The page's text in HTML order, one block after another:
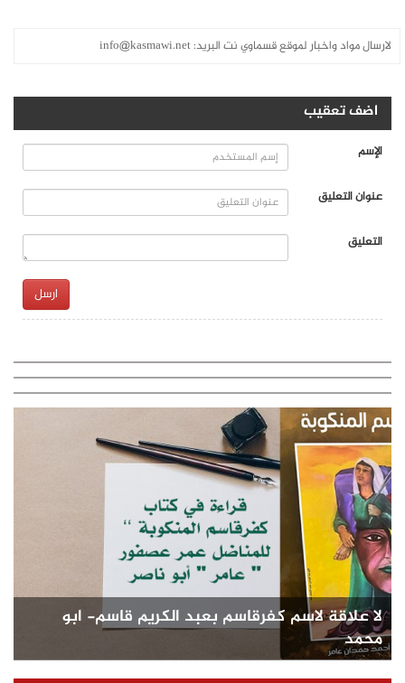
لارسال مواد واخبار لموقع قسماوي نت البريد:info@kasmawi.net
اضف تعقيب
الإسم
عنوان التعليق
التعليق
ارسل
لا علاقة لاسم كفرقاسم بعبد الكريم قاسم- ابو
محمد